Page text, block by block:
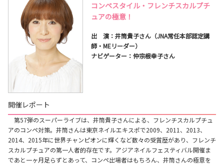
コンペスタイル・フレンチスカルプチ
ュアの極意！
出 演：井筒貴子さん（JNA常任本部認定講
師・MEリーダー）
ナビゲーター：仲宗根幸子さん
開催レポート
第57弾のスーパーライブは、井筒貴子さんによる、フレンチスカルプチュ
アのコンペ対策。井筒さんは東京ネイルエキスポで2009、2011、2013、
2014、2015年に世界チャンピオンに輝くなど数々の受賞歴があり、フレンチ
スカルプチュアの第一人者的存在です。アジアネイルフェスティバル開催ま
であと一ヶ月足らずとあって、コンペ出場者はもちろん、井筒さんの極意を